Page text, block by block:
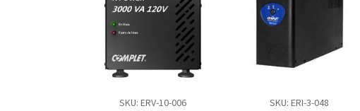
SKU: ERV-10-006
SKU: ERI-3-048